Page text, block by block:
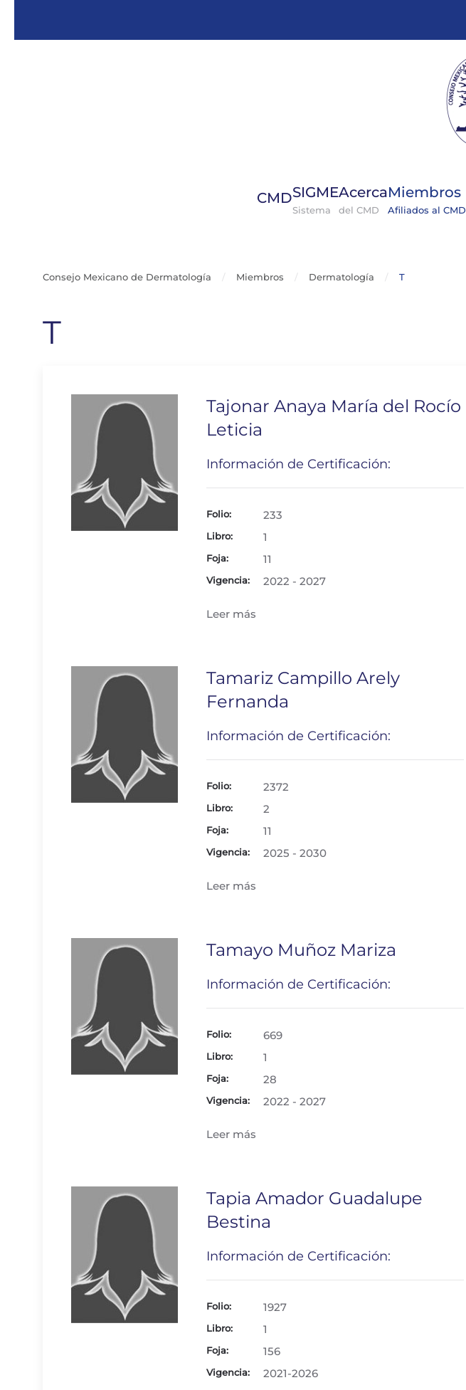
CMDSIGME
Sistema
Acerca
del CMD
Miembros
Afiliados al CMD
Consejo Mexicano de Dermatología Miembros Dermatología T
T
Tajonar Anaya María del Rocío
Leticia
Información de Certificación:
Folio: 233
Libro: 1
Foja: 11
Vigencia: 2022 - 2027
Leer más
Tamariz Campillo Arely
Fernanda
Información de Certificación:
Folio: 2372
Libro: 2
Foja: 11
Vigencia: 2025 - 2030
Leer más
Tamayo Muñoz Mariza
Información de Certificación:
Folio: 669
Libro: 1
Foja: 28
Vigencia: 2022 - 2027
Leer más
Tapia Amador Guadalupe
Bestina
Información de Certificación:
Folio: 1927
Libro: 1
Foja: 156
Vigencia: 2021-2026